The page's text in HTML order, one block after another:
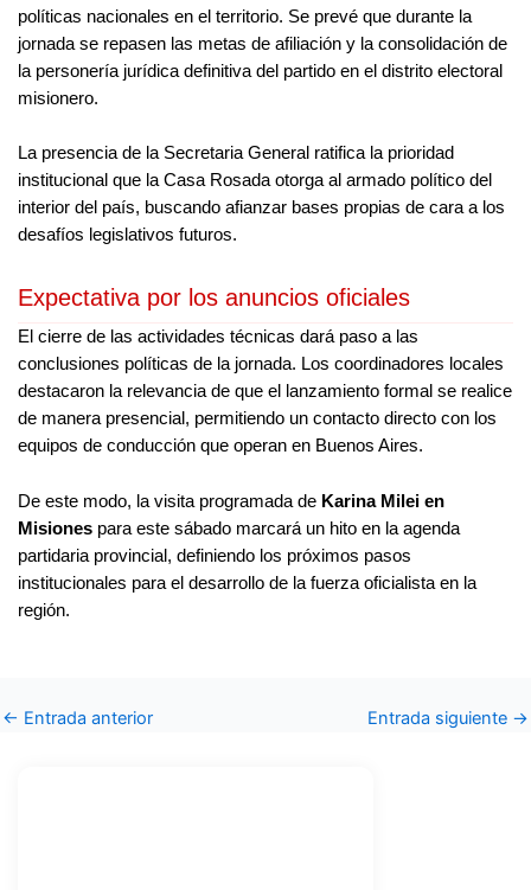
políticas nacionales en el territorio. Se prevé que durante la
jornada se repasen las metas de afiliación y la consolidación de
la personería jurídica definitiva del partido en el distrito electoral
misionero.
La presencia de la Secretaria General ratifica la prioridad
institucional que la Casa Rosada otorga al armado político del
interior del país, buscando afianzar bases propias de cara a los
desafíos legislativos futuros.
Expectativa por los anuncios oficiales
El cierre de las actividades técnicas dará paso a las
conclusiones políticas de la jornada. Los coordinadores locales
destacaron la relevancia de que el lanzamiento formal se realice
de manera presencial, permitiendo un contacto directo con los
equipos de conducción que operan en Buenos Aires.
De este modo, la visita programada de Karina Milei en
Misionespara este sábado marcará un hito en la agenda
partidaria provincial, definiendo los próximos pasos
institucionales para el desarrollo de la fuerza oficialista en la
región.
← Entrada anterior Entrada siguiente →